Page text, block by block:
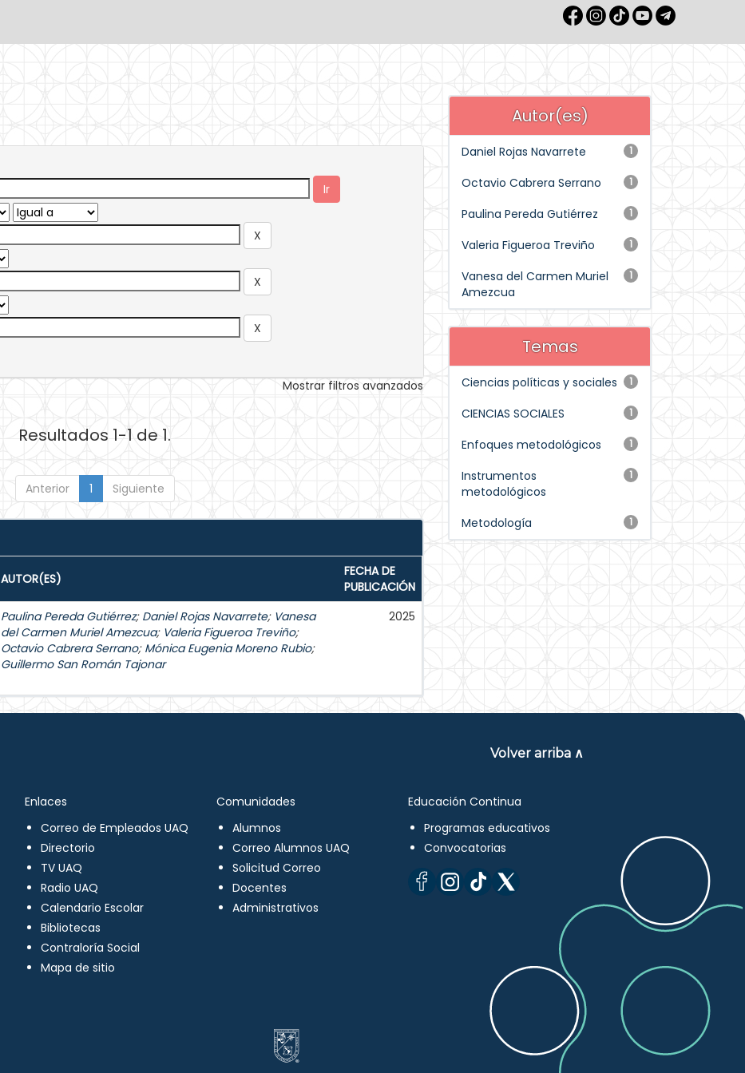
Mostrar filtros avanzados
Resultados 1-1 de 1.
Anterior 1 Siguiente
AUTOR(ES)
FECHA DE
PUBLICACIÓN
Paulina Pereda Gutiérrez; Daniel Rojas Navarrete; Vanesa
del Carmen Muriel Amezcua; Valeria Figueroa Treviño;
Octavio Cabrera Serrano; Mónica Eugenia Moreno Rubio;
Guillermo San Román Tajonar
2025
Autor(es)
1
Daniel Rojas Navarrete
1
Octavio Cabrera Serrano
1
Paulina Pereda Gutiérrez
1
Valeria Figueroa Treviño
1
Vanesa del Carmen Muriel
Amezcua
Temas
1
Ciencias políticas y sociales
1
CIENCIAS SOCIALES
1
Enfoques metodológicos
1
Instrumentos
metodológicos
1
Metodología
Volver arriba ∧
Enlaces
Correo de Empleados UAQ
Directorio
TV UAQ
Radio UAQ
Calendario Escolar
Bibliotecas
Contraloría Social
Mapa de sitio
Comunidades
Alumnos
Correo Alumnos UAQ
Solicitud Correo
Docentes
Administrativos
Educación Continua
Programas educativos
Convocatorias